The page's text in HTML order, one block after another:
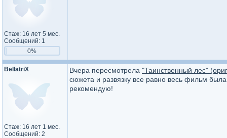
Стаж: 16 лет 5 мес.
Сообщений: 1
0%
BellatriX
Стаж: 16 лет 1 мес.
Сообщений: 2
Вчера пересмотрела "Таинственный лес"
сюжета и развязку все равно весь фильм
рекомендую!